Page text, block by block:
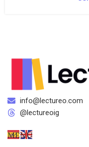
info@lectureo.com
@lectureoig
MENÚ